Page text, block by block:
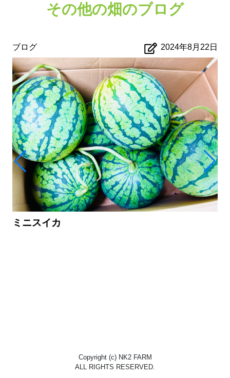
その他の畑のブログ
ブログ 2024年8月22日
ミニスイカ
Copyright (c) NK2 FARM
ALL RIGHTS RESERVED.